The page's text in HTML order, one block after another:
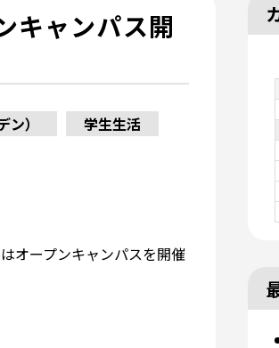
キャンパス開
）
学生生活
オープンキャンパスを開催